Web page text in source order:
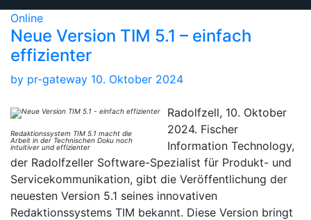
Online
Neue Version TIM 5.1 – einfach
effizienter
by pr-gateway 10. Oktober 2024
Redaktionssystem TIM 5.1 macht die
Arbeit in der Technischen Doku noch
intuitiver und effizienter
Radolfzell, 10. Oktober
2024. Fischer
Information Technology,
der Radolfzeller Software-Spezialist für Produkt- und
Servicekommunikation, gibt die Veröffentlichung der
neuesten Version 5.1 seines innovativen
Redaktionssystems TIM bekannt. Diese Version bringt